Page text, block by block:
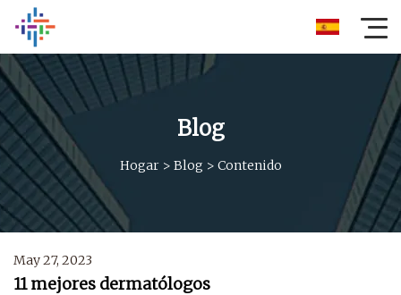
Blog
Hogar> Blog > Contenido
May 27, 2023
11 mejores dermatólogos